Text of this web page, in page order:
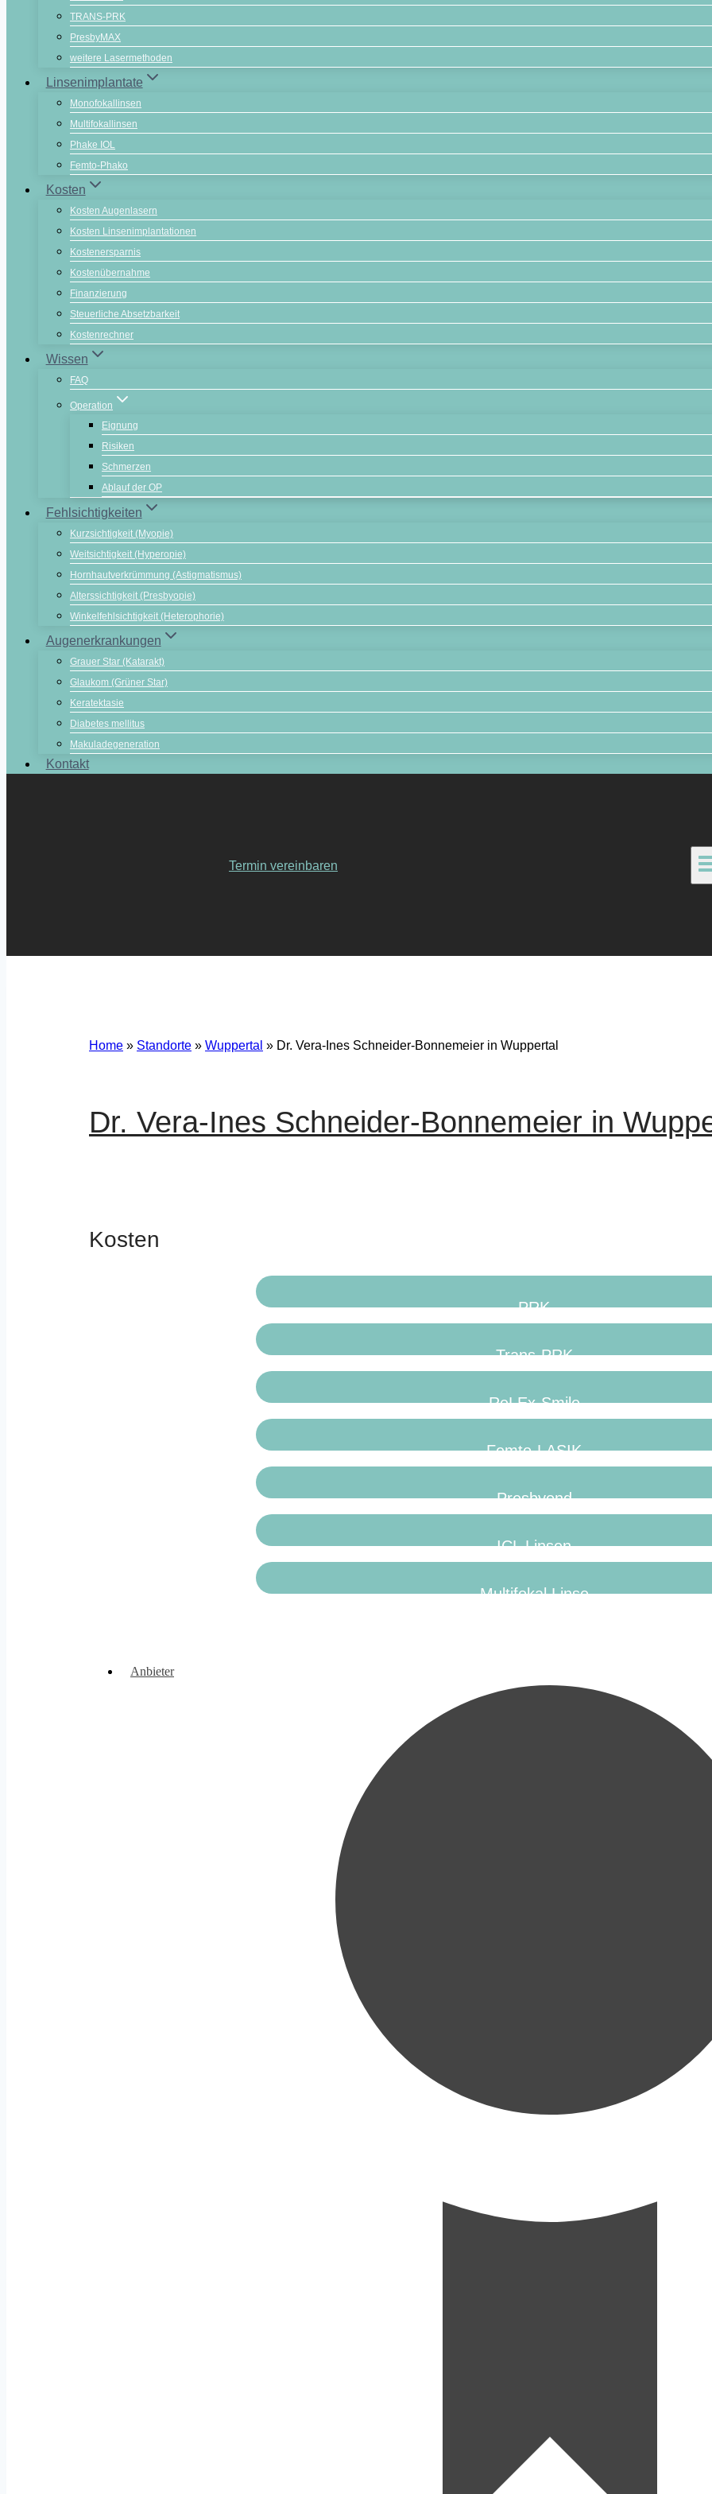
TRANS-PRK
PresbyMAX
weitere Lasermethoden
Linsenimplantate
Monofokallinsen
Multifokallinsen
Phake IOL
Femto-Phako
Kosten
Kosten Augenlasern
Kosten Linsenimplantationen
Kostenersparnis
Kostenübernahme
Finanzierung
Steuerliche Absetzbarkeit
Kostenrechner
Wissen
FAQ
Operation
Eignung
Risiken
Schmerzen
Ablauf der OP
Fehlsichtigkeiten
Kurzsichtigkeit (Myopie)
Weitsichtigkeit (Hyperopie)
Hornhautverkrümmung (Astigmatismus)
Alterssichtigkeit (Presbyopie)
Winkelfehlsichtigkeit (Heterophorie)
Augenerkrankungen
Grauer Star (Katarakt)
Glaukom (Grüner Star)
Keratektasie
Diabetes mellitus
Makuladegeneration
Kontakt
Termin vereinbaren
Home » Standorte » Wuppertal » Dr. Vera-Ines Schneider-Bonnemeier in Wuppertal
Dr. Vera-Ines Schneider-Bonnemeier in
Kosten
PRK
Trans-PRK
ReLEx-Smile
Femto-LASIK
Presbyond
ICL Linsen
Multifokal Linse
Anbieter